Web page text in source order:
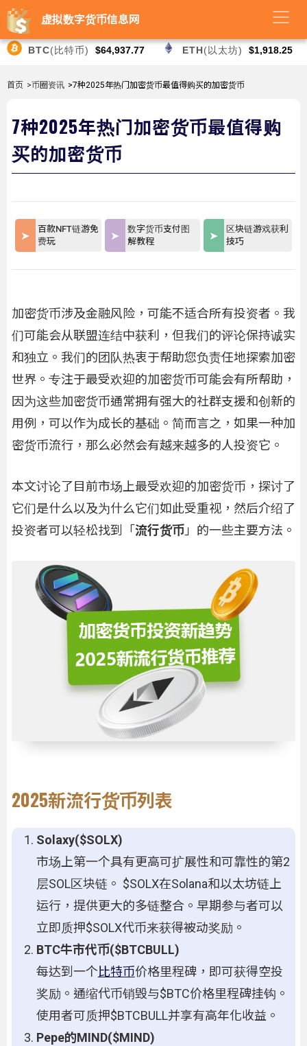
虚拟数字货币信息网
BTC(比特币) $64,937.77 ETH(以太坊) $1,918.25
首页 >币圈资讯 >7种2025年热门加密货币最值得购买的加密货币
7种2025年热门加密货币最值得购
买的加密货币
百款NFT链游免
费玩
数字货币支付图
解教程
区块链游戏获利
技巧
加密货币涉及金融风险，可能不适合所有投资者。我
们可能会从联盟连结中获利，但我们的评论保持诚实
和独立。我们的团队热衷于帮助您负责任地探索加密
世界。专注于最受欢迎的加密货币可能会有所帮助，
因为这些加密货币通常拥有强大的社群支援和创新的
用例，可以作为成长的基础。简而言之，如果一种加
密货币流行，那么必然会有越来越多的人投资它。
本文讨论了目前市场上最受欢迎的加密货币，探讨了
它们是什么以及为什么它们如此受重视，然后介绍了
投资者可以轻松找到「 流行货币」的一些主要方法。
2025新流行货币列表
Solaxy($SOLX)
市场上第一个具有更高可扩展性和可靠性的第2
层SOL区块链。 $SOLX在Solana和以太坊链上
运行，提供更大的多链整合。早期参与者可以
立即质押$SOLX代币来获得被动奖励。
BTC牛市代币($BTCBULL)
每达到一个比特币价格里程碑，即可获得空投
奖励。通缩代币销毁与$BTC价格里程碑挂钩。
使用者可质押$BTCBULL并享有高年化收益。
Pepe的MIND($MIND)